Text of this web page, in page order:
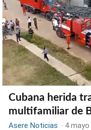
Cubana herida
multifamiliar de
Asere Noticias - 4 mayo